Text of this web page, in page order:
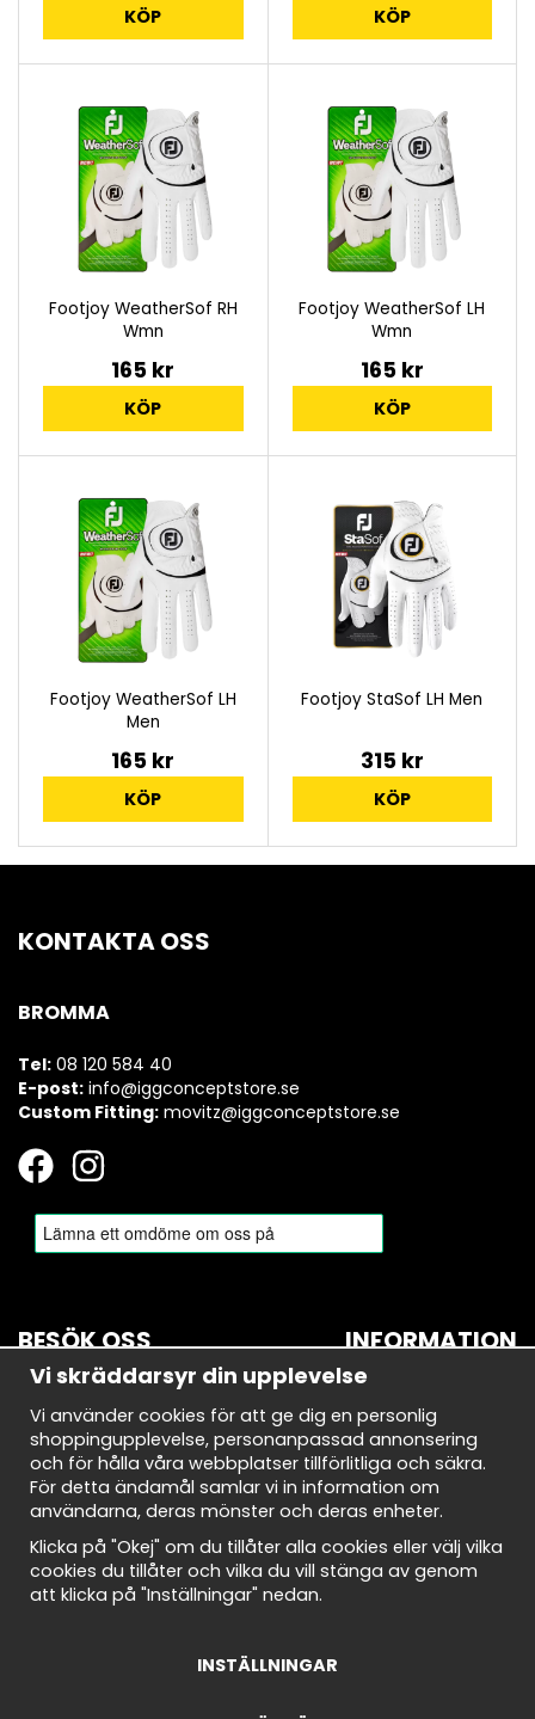
KÖP KÖP
Footjoy WeatherSof RH
Wmn
165 kr
KÖP
Footjoy WeatherSof LH
Wmn
165 kr
KÖP
Footjoy WeatherSof LH
Men
165 kr
KÖP
Footjoy StaSof LH Men
315 kr
KÖP
KONTAKTA OSS
BROMMA
Tel: 08 120 584 40
E-post: info@iggconceptstore.se
Custom Fitting: movitz@iggconceptstore.se
BESÖK OSS
Bryggerivägen 10
168 67 Bromma
Öppettider:
Måndag-torsdag: 10-18
Fredag: 10-18
Lördag: 10-18
Söndag: 10-18
INFORMATION
Nyhetsbrev
Avtalskund
Demodagar
Integritetspolicy
Om cookies
Cookie Inställningar
Köpvillkor
Vi skräddarsyr din upplevelse
Vi använder cookies för att ge dig en personlig
shoppingupplevelse, personanpassad annonsering
och för hålla våra webbplatser tillförlitliga och säkra.
För detta ändamål samlar vi in information om
användarna, deras mönster och deras enheter.
Klicka på "Okej" om du tillåter alla cookies eller välj vilka
cookies du tillåter och vilka du vill stänga av genom
att klicka på "Inställningar" nedan.
INSTÄLLNINGAR